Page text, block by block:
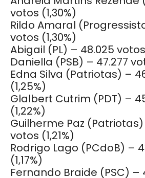
votos (1,30%)
Rildo Amaral
votos (1,30%)
Abigail (PL) – 48.025 votos
Daniella (PSB) – 47.277
Edna Silva (Patriotas) –
(1,25%)
Glalbert Cutrim (PDT) –
(1,22%)
Guilherme Paz
votos (1,21%)
Rodrigo Lago (PCdoB) –
(1,17%)
Fernando Braide (PSC) –